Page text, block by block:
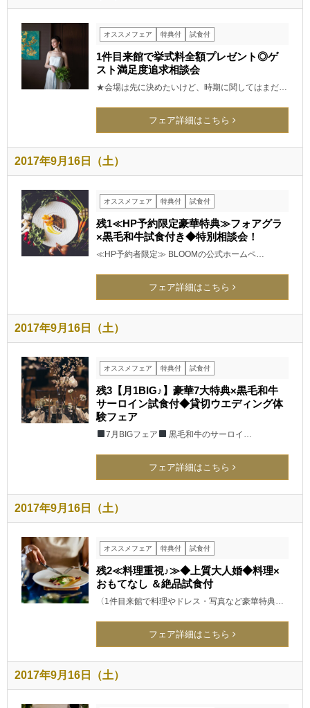
オススメフェア 特典付 試食付
1件目来館で挙式料全額プレゼント◎ゲ
スト満足度追求相談会
★会場は先に決めたいけど、時期に関してはまだ…
フェア詳細はこちら
2017年9月16日（土）
オススメフェア 特典付 試食付
残1≪HP予約限定豪華特典≫フォアグラ
×黒毛和牛試食付き◆特別相談会！
≪HP予約者限定≫ BLOOMの公式ホームペ…
フェア詳細はこちら
2017年9月16日（土）
オススメフェア 特典付 試食付
残3【月1BIG♪】豪華7大特典×黒毛和牛
サーロイン試食付◆貸切ウエディング体
験フェア
7月BIGフェア 黒毛和牛のサーロイ…
フェア詳細はこちら
2017年9月16日（土）
オススメフェア 特典付 試食付
残2≪料理重視♪≫◆上質大人婚◆料理×
おもてなし ＆絶品試食付
〈1件目来館で料理やドレス・写真など豪華特典…
フェア詳細はこちら
2017年9月16日（土）